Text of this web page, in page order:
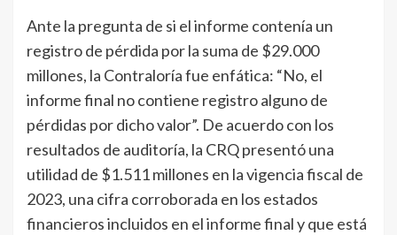
Ante la pregunta de si el informe contenía un
registro de pérdida por la suma de $29.000
millones, la Contraloría fue enfática: “No, el
informe final no contiene registro alguno de
pérdidas por dicho valor”. De acuerdo con los
resultados de auditoría, la CRQ presentó una
utilidad de $1.511 millones en la vigencia fiscal de
2023, una cifra corroborada en los estados
financieros incluidos en el informe final y que está